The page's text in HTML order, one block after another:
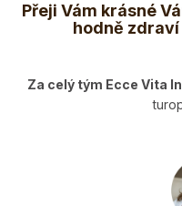
Přeji Vám krásné
hodně
Za celý tým Ecce Vita